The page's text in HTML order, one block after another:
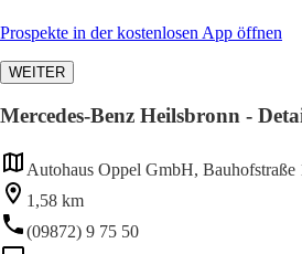
Prospekte in der kostenlosen App öffnen
WEITER
Mercedes-Benz Heilsbronn -
Autohaus Oppel GmbH, Bauhofstraße
1,58 km
(09872) 9 75 50